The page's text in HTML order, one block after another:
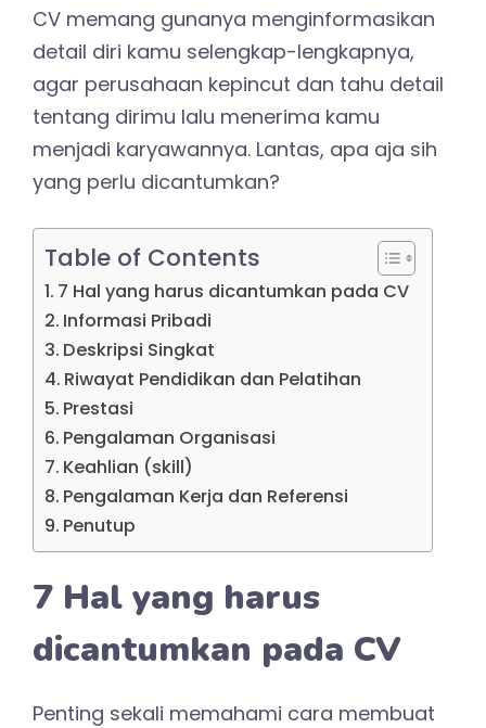
CV memang gunanya menginformasikan
detail diri kamu selengkap-lengkapnya,
agar perusahaan kepincut dan tahu detail
tentang dirimu lalu menerima kamu
menjadi karyawannya. Lantas, apa aja sih
yang perlu dicantumkan?
Table of Contents
7 Hal yang harus dicantumkan pada CV
Informasi Pribadi
Deskripsi Singkat
Riwayat Pendidikan dan Pelatihan
Prestasi
Pengalaman Organisasi
Keahlian (skill)
Pengalaman Kerja dan Referensi
Penutup
7 Hal yang harus
dicantumkan pada CV
Penting sekali memahami cara membuat